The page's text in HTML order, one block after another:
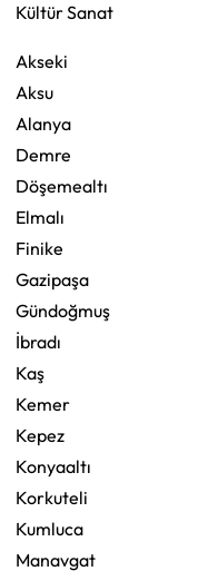
Kültür Sanat
Akseki
Aksu
Alanya
Demre
Döşemealtı
Elmalı
Finike
Gazipaşa
Gündoğmuş
İbradı
Kaş
Kemer
Kepez
Konyaaltı
Korkuteli
Kumluca
Manavgat